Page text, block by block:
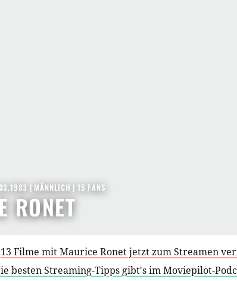
RONET
| MÄNNLICH | 15 FANS
13 Filme mit Maurice Ronet jetzt zum Streamen
besten Streaming-Tipps gibt's im Moviepilot-